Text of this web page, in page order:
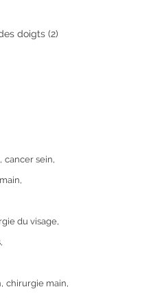
doigts (2)
cancer sein
du visage
chirurgie main